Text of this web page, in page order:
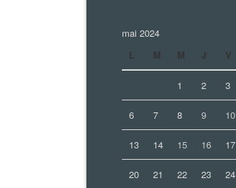
mai 2024
L
M M J V
1 2 3
6 7 8 9 10
13 14 15 16 17
20 21 22 23 24